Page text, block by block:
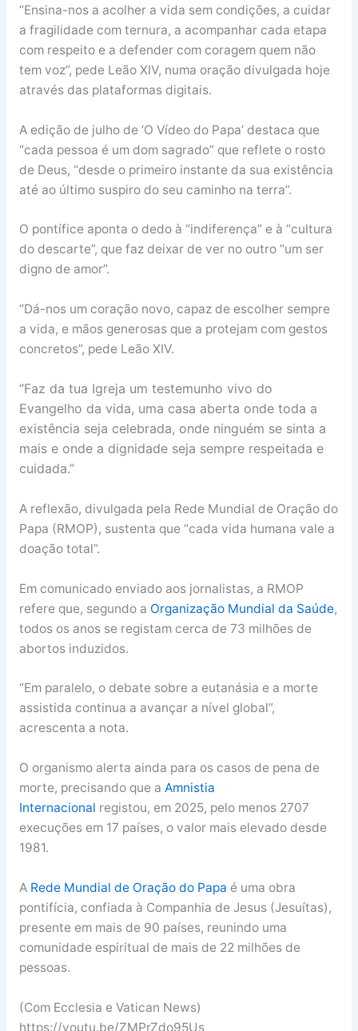
“Ensina-nos a acolher a vida sem condições, a cuidar
a fragilidade com ternura, a acompanhar cada etapa
com respeito e a defender com coragem quem não
tem voz”, pede Leão XIV, numa oração divulgada hoje
através das plataformas digitais.
A edição de julho de ‘O Vídeo do Papa’ destaca que
“cada pessoa é um dom sagrado” que reflete o rosto
de Deus, “desde o primeiro instante da sua existência
até ao último suspiro do seu caminho na terra”.
O pontífice aponta o dedo à “indiferença” e à “cultura
do descarte”, que faz deixar de ver no outro “um ser
digno de amor”.
“Dá-nos um coração novo, capaz de escolher sempre
a vida, e mãos generosas que a protejam com gestos
concretos”, pede Leão XIV.
“Faz da tua Igreja um testemunho vivo do
Evangelho da vida, uma casa aberta onde toda a
existência seja celebrada, onde ninguém se sinta a
mais e onde a dignidade seja sempre respeitada e
cuidada.”
A reflexão, divulgada pela Rede Mundial de Oração do
Papa (RMOP), sustenta que “cada vida humana vale a
doação total”.
Em comunicado enviado aos jornalistas, a RMOP
refere que, segundo a Organização Mundial da Saúde,
todos os anos se registam cerca de 73 milhões de
abortos induzidos.
“Em paralelo, o debate sobre a eutanásia e a morte
assistida continua a avançar a nível global”,
acrescenta a nota.
O organismo alerta ainda para os casos de pena de
morte, precisando que a Amnistia
Internacional registou, em 2025, pelo menos 2707
execuções em 17 países, o valor mais elevado desde
1981.
A Rede Mundial de Oração do Papa é uma obra
pontifícia, confiada à Companhia de Jesus (Jesuítas),
presente em mais de 90 países, reunindo uma
comunidade espiritual de mais de 22 milhões de
pessoas.
(Com Ecclesia e Vatican News)
https://youtu.be/ZMPrZdo95Us